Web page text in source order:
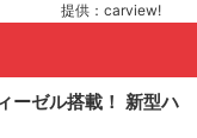
提供：carview!
ーゼル搭載！ 新型ハ